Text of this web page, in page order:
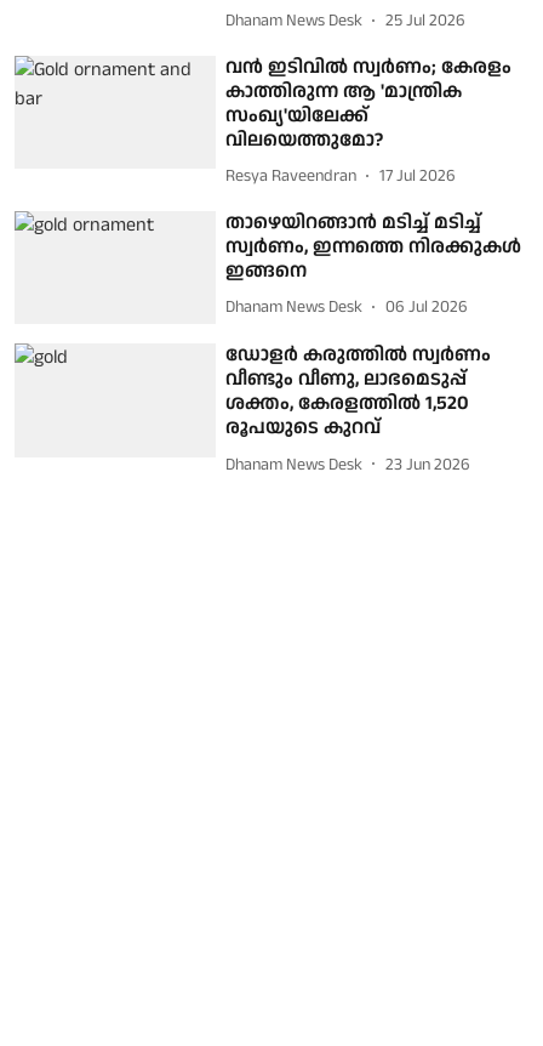
Dhanam News Desk 25 Jul 2026
വന്‍ ഇടിവില്‍ സ്വര്‍ണം; കേരളം
കാത്തിരുന്ന ആ 'മാന്ത്രിക
സംഖ്യ'യിലേക്ക്
വിലയെത്തുമോ?
Resya Raveendran 17 Jul 2026
താഴെയിറങ്ങാന്‍ മടിച്ച് മടിച്ച്
സ്വര്‍ണം, ഇന്നത്തെ നിരക്കുകള്‍
ഇങ്ങനെ
Dhanam News Desk 06 Jul 2026
ഡോളര്‍ കരുത്തില്‍ സ്വര്‍ണം
വീണ്ടും വീണു, ലാഭമെടുപ്പ്
ശക്തം, കേരളത്തില്‍ 1,520
രൂപയുടെ കുറവ്‌
Dhanam News Desk 23 Jun 2026